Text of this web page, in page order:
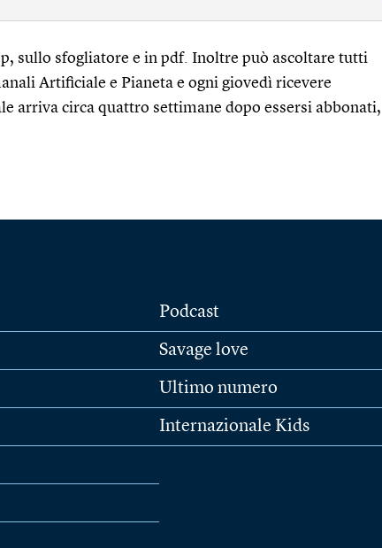
sullo sfogliatore e in pdf. Inoltre può ascoltare tutti
Artificiale e Pianeta e ogni giovedì ricevere
arriva circa quattro settimane dopo essersi abbonati,
Podcast
Savage love
Ultimo numero
Internazionale Kids